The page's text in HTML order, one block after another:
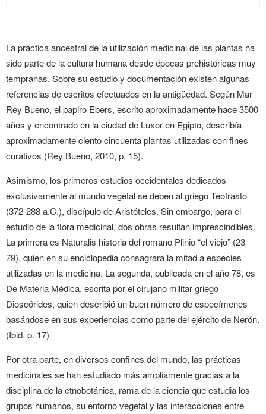
La práctica ancestral de la utilización medicinal de las plantas ha
sido parte de la cultura humana desde épocas prehistóricas muy
tempranas. Sobre su estudio y documentación existen algunas
referencias de escritos efectuados en la antigüedad. Según Mar
Rey Bueno, el papiro Ebers, escrito aproximadamente hace 3500
años y encontrado en la ciudad de Luxor en Egipto, describía
aproximadamente ciento cincuenta plantas utilizadas con fines
curativos (Rey Bueno, 2010, p. 15).
Asimismo, los primeros estudios occidentales dedicados
exclusivamente al mundo vegetal se deben al griego Teofrasto
(372-288 a.C.), discípulo de Aristóteles. Sin embargo, para el
estudio de la flora medicinal, dos obras resultan imprescindibles.
La primera es Naturalis historia del romano Plinio “el viejo” (23-
79), quien en su enciclopedia consagrara la mitad a especies
utilizadas en la medicina. La segunda, publicada en el año 78, es
De Materia Médica, escrita por el cirujano militar griego
Dioscórides, quien describió un buen número de especímenes
basándose en sus experiencias como parte del ejército de Nerón.
(Ibid. p. 17)
Por otra parte, en diversos confines del mundo, las prácticas
medicinales se han estudiado más ampliamente gracias a la
disciplina de la etnobotánica, rama de la ciencia que estudia los
grupos humanos, su entorno vegetal y las interacciones entre